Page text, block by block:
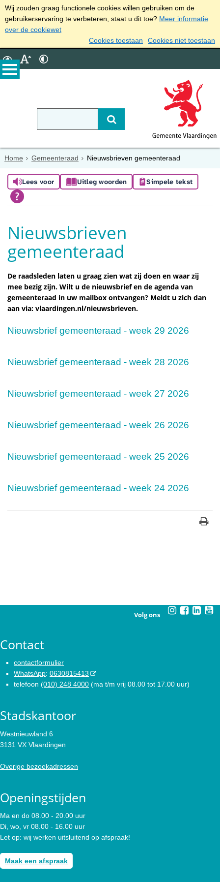
Wij zouden graag functionele cookies willen gebruiken om de
gebruikerservaring te verbeteren, staat u dit toe? Meer informatie
over de cookiewet
Cookies toestaan
Cookies niet toestaan
Home Gemeenteraad Nieuwsbrieven gemeenteraad
Lees voor Uitleg woorden Simpele tekst
Nieuwsbrieven
gemeenteraad
De raadsleden laten u graag zien wat zij doen en waar zij
mee bezig zijn. Wilt u de nieuwsbrief en de agenda van
gemeenteraad in uw mailbox ontvangen? Meldt u zich dan
aan via: vlaardingen.nl/nieuwsbrieven.
Nieuwsbrief gemeenteraad - week 29 2026
Nieuwsbrief gemeenteraad - week 28 2026
Nieuwsbrief gemeenteraad - week 27 2026
Nieuwsbrief gemeenteraad - week 26 2026
Nieuwsbrief gemeenteraad - week 25 2026
Nieuwsbrief gemeenteraad - week 24 2026
Volg ons
Contact
contactformulier
WhatsApp: 0630815413
telefoon (010) 248 4000 (ma t/m vrij 08.00 tot 17.00 uur)
Stadskantoor
Westnieuwland 6
3131 VX Vlaardingen
Overige bezoekadressen
Openingstijden
Ma en do 08.00 - 20.00 uur
Di, wo, vr 08.00 - 16.00 uur
Let op: wij werken uitsluitend op afspraak!
Maak een afspraak